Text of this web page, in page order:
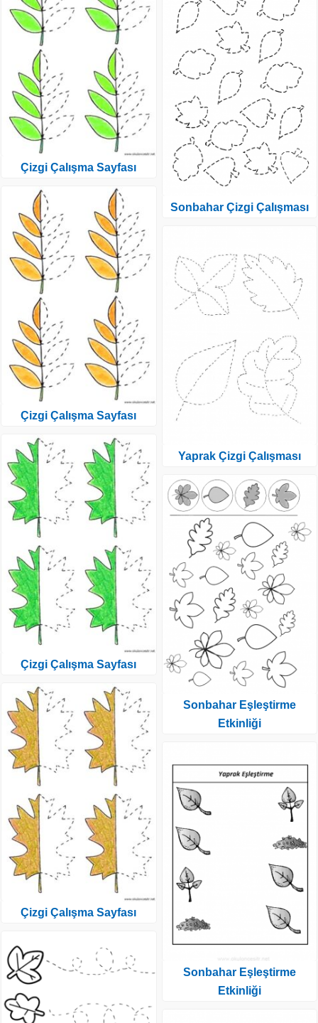
Çizgi Çalışma Sayfası
Çizgi Çalışma Sayfası
Çizgi Çalışma Sayfası
Çizgi Çalışma Sayfası
Sonbahar Çizgi Çalışması
Yaprak Çizgi Çalışması
Sonbahar Eşleştirme
Etkinliği
Sonbahar Eşleştirme
Etkinliği